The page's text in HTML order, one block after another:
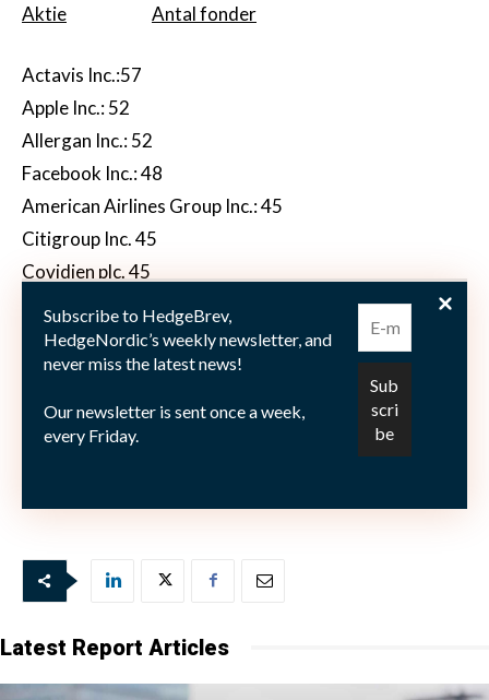
Aktie Antal fonder
Actavis Inc.:57
Apple Inc.: 52
Allergan Inc.: 52
Facebook Inc.: 48
American Airlines Group Inc.: 45
Citigroup Inc. 45
Covidien plc. 45
Baidu Inc.: 38
Ally Financial Inc. 37
Subscribe to HedgeBrev,
HedgeNordic’s weekly newsletter, and
never miss the latest news!
Our newsletter is sent once a week,
every Friday.
Latest Report Articles